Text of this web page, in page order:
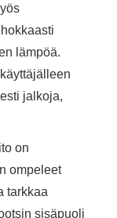
lämpöä.
jalkoja,
on
ompeleet
tarkkaa
sisäpuoli